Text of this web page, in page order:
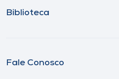
Biblioteca
Fale Conosco